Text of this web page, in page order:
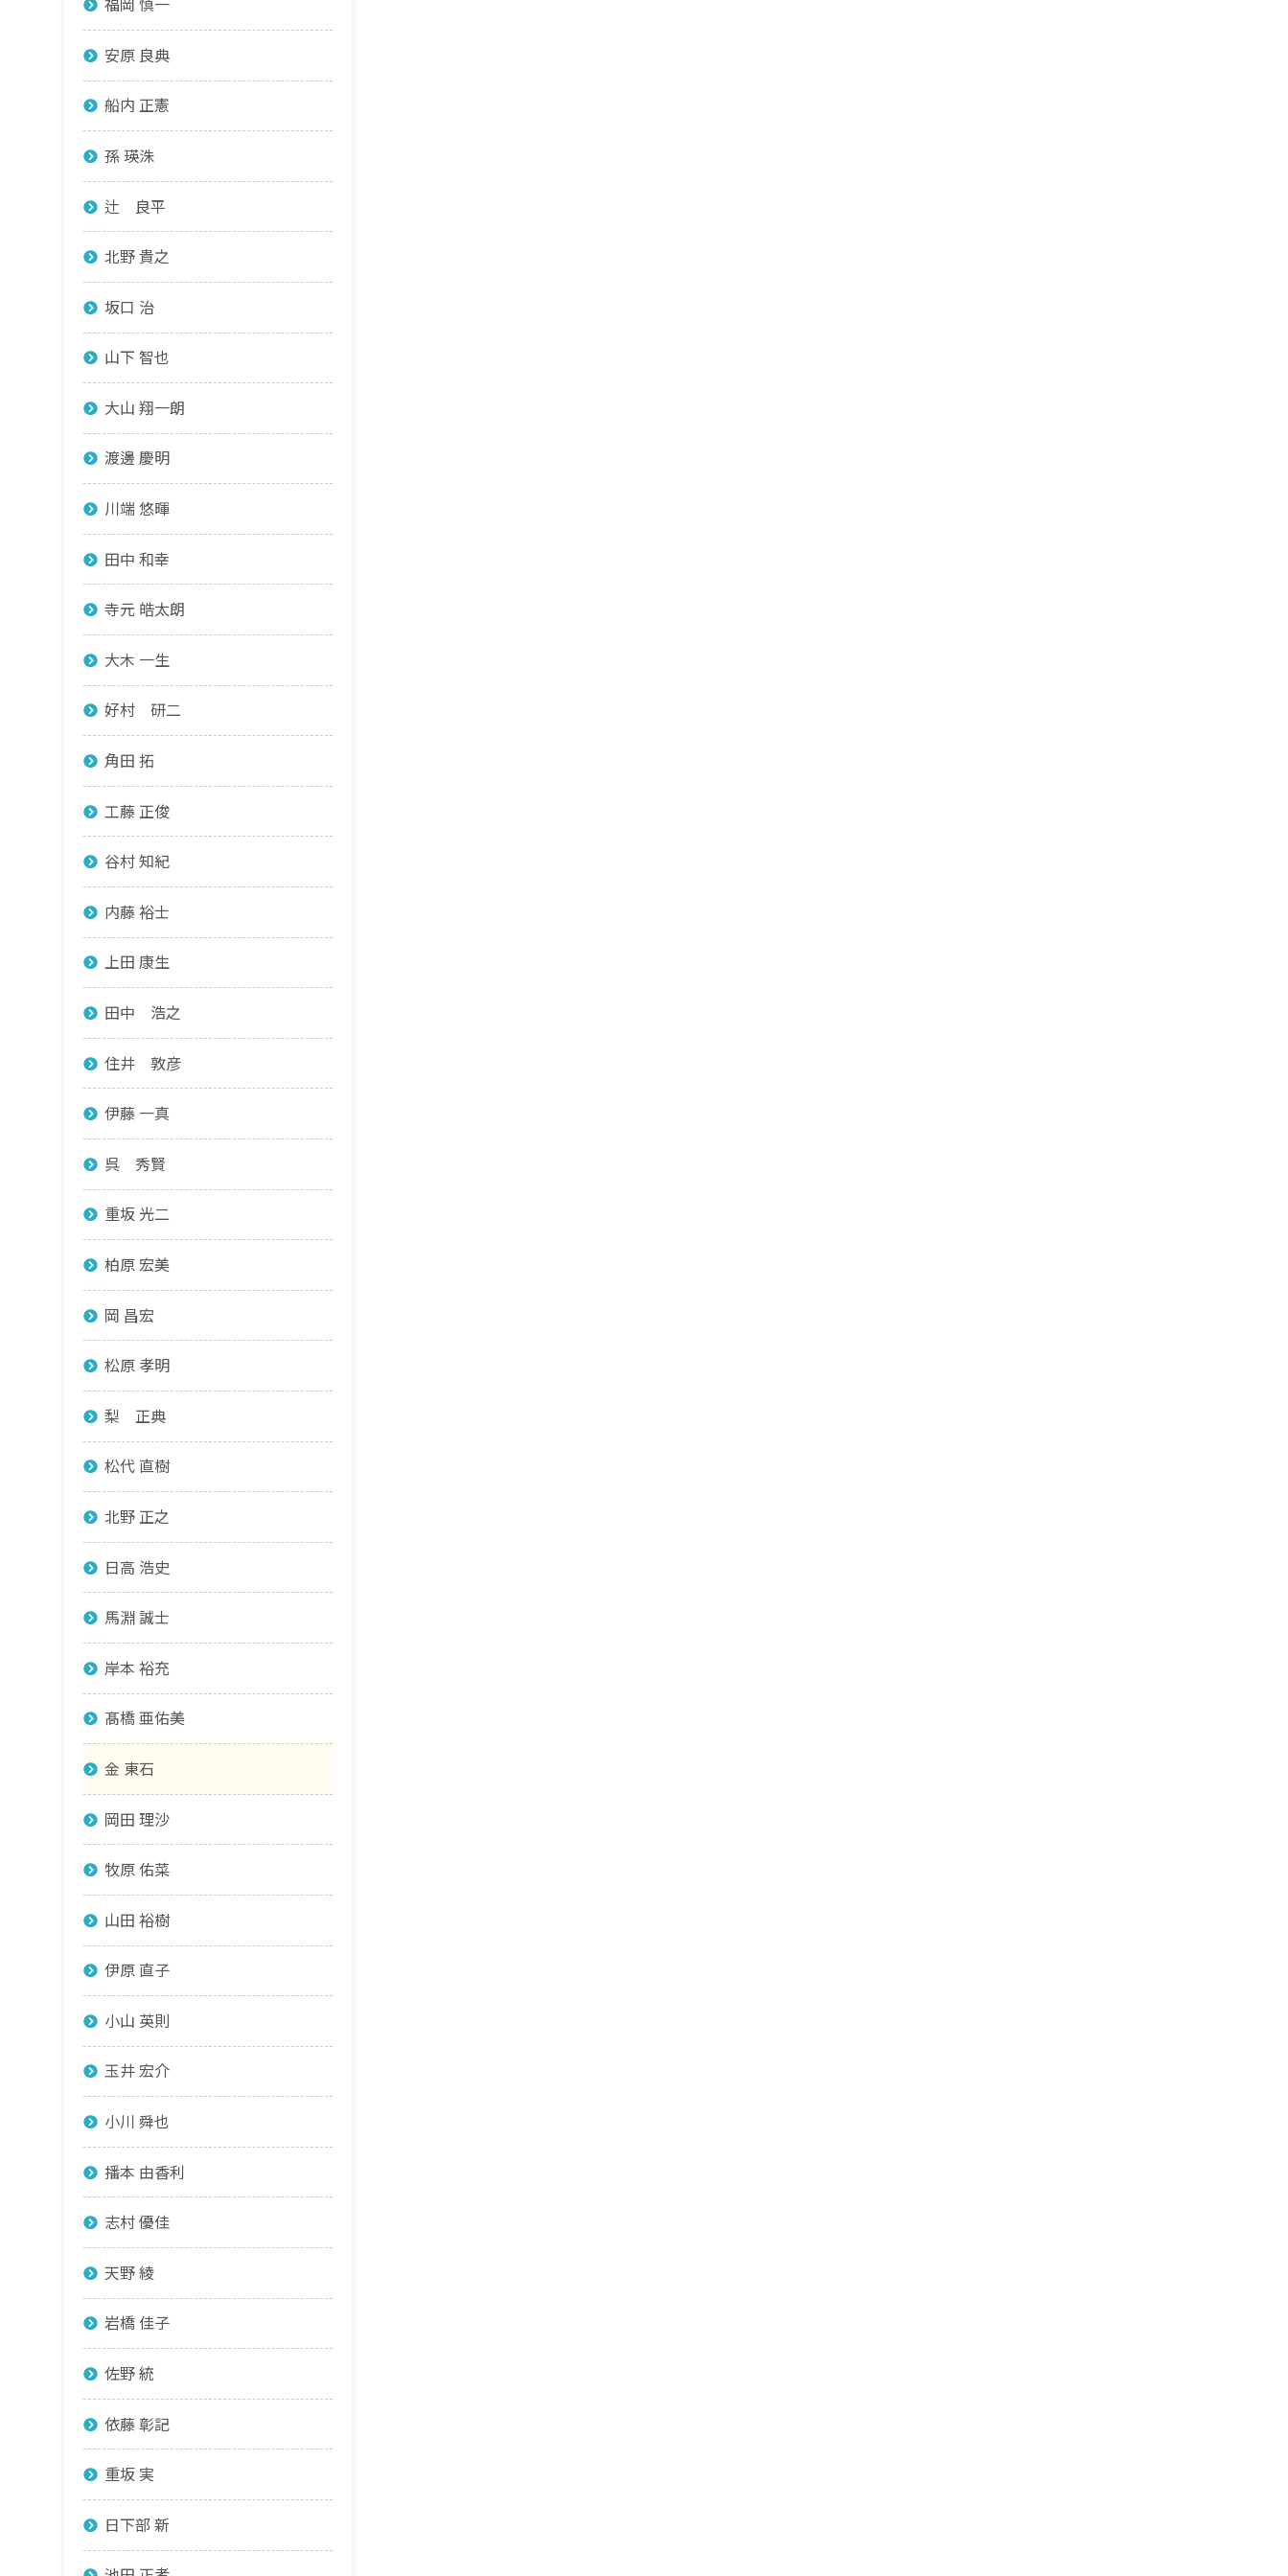
安原 良典
船内 正憲
孫 瑛洙
辻 良平
北野 貴之
坂口 治
山下 智也
大山 翔一朗
渡邊 慶明
川端 悠暉
田中 和幸
寺元 皓太朗
大木 一生
好村 研二
角田 拓
工藤 正俊
谷村 知紀
内藤 裕士
上田 康生
田中 浩之
住井 敦彦
伊藤 一真
呉 秀賢
重坂 光二
柏原 宏美
岡 昌宏
松原 孝明
梨 正典
松代 直樹
北野 正之
日高 浩史
馬淵 誠士
岸本 裕充
髙橋 亜佑美
金 東石
岡田 理沙
牧原 佑菜
山田 裕樹
伊原 直子
小山 英則
玉井 宏介
小川 舜也
播本 由香利
志村 優佳
天野 綾
岩橋 佳子
佐野 統
依藤 彰記
重坂 実
日下部 新